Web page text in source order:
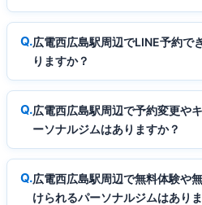
広電西広島駅周辺でLINE予約で
りますか？
広電西広島駅周辺で予約変更や
ーソナルジムはありますか？
広電西広島駅周辺で無料体験や
けられるパーソナルジムはあり